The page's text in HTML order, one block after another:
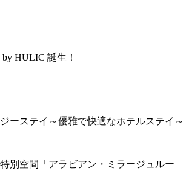
by HULIC 誕生！
ーステイ～優雅で快適なホテルステイ～
別空間「アラビアン・ミラージュルー